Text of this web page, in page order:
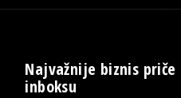
Najvažnije biznis priče
inboksu